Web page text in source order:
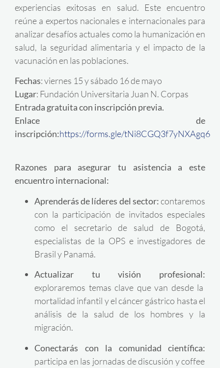
experiencias exitosas en salud. Este encuentro
reúne a expertos nacionales e internacionales para
analizar desafíos actuales como la humanización en
salud, la seguridad alimentaria y el impacto de la
vacunación en las poblaciones.
Fechas: viernes 15 y sábado 16 de mayo
Lugar: Fundación Universitaria Juan N. Corpas
Entrada gratuita con inscripción previa.
Enlace de
inscripción:https://forms.gle/tNi8CGQ3f7yNXAgq6
Razones para asegurar tu asistencia a este
encuentro internacional:
Aprenderás de líderes del sector:contaremos
con la participación de invitados especiales
como el secretario de salud de Bogotá,
especialistas de la OPS e investigadores de
Brasil y Panamá.
Actualizar tu visión profesional:
exploraremos temas clave que van desde la
mortalidad infantil y el cáncer gástrico hasta el
análisis de la salud de los hombres y la
migración.
Conectarás con la comunidad científica:
participa en las jornadas de discusión y coffee